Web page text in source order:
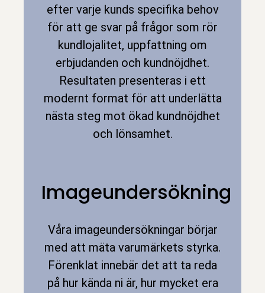
efter varje kunds specifika behov
för att ge svar på frågor som rör
kundlojalitet, uppfattning om
erbjudanden och kundnöjdhet.
Resultaten presenteras i ett
modernt format för att underlätta
nästa steg mot ökad kundnöjdhet
och lönsamhet.
Imageundersökning
Våra imageundersökningar börjar
med att mäta varumärkets styrka.
Förenklat innebär det att ta reda
på hur kända ni är, hur mycket era